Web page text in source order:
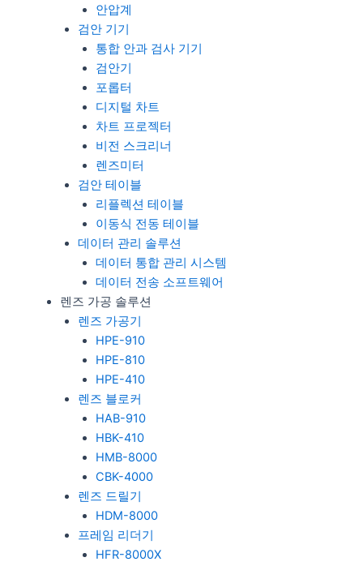
안압계
검안 기기
통합 안과 검사 기기
검안기
포롭터
디지털 차트
차트 프로젝터
비전 스크리너
렌즈미터
검안 테이블
리플렉션 테이블
이동식 전동 테이블
데이터 관리 솔루션
데이터 통합 관리 시스템
데이터 전송 소프트웨어
렌즈 가공 솔루션
렌즈 가공기
HPE-910
HPE-810
HPE-410
렌즈 블로커
HAB-910
HBK-410
HMB-8000
CBK-4000
렌즈 드릴기
HDM-8000
프레임 리더기
HFR-8000X